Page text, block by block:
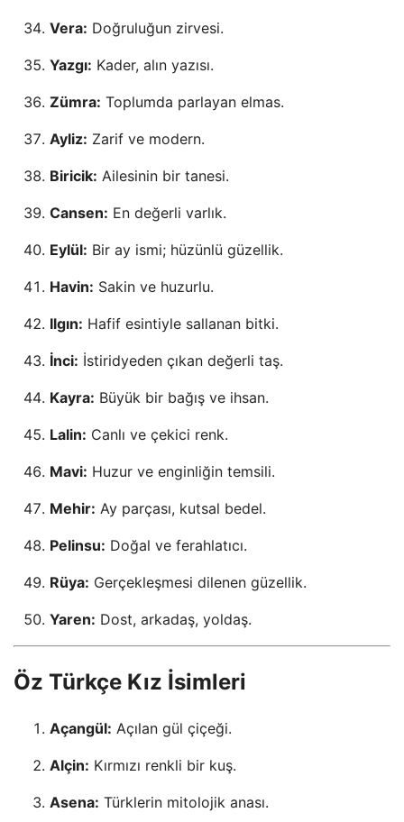
Vera: Doğruluğun zirvesi.
Yazgı: Kader, alın yazısı.
Zümra: Toplumda parlayan elmas.
Ayliz: Zarif ve modern.
Biricik: Ailesinin bir tanesi.
Cansen: En değerli varlık.
Eylül: Bir ay ismi; hüzünlü güzellik.
Havin: Sakin ve huzurlu.
Ilgın: Hafif esintiyle sallanan bitki.
İnci: İstiridyeden çıkan değerli taş.
Kayra: Büyük bir bağış ve ihsan.
Lalin: Canlı ve çekici renk.
Mavi: Huzur ve enginliğin temsili.
Mehir: Ay parçası, kutsal bedel.
Pelinsu: Doğal ve ferahlatıcı.
Rüya: Gerçekleşmesi dilenen güzellik.
Yaren: Dost, arkadaş, yoldaş.
Öz Türkçe Kız İsimleri
Açangül: Açılan gül çiçeği.
Alçin: Kırmızı renkli bir kuş.
Asena: Türklerin mitolojik anası.